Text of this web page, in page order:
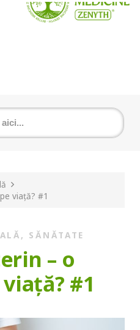
viață? #1
, SĂNĂTATE
– o
#1